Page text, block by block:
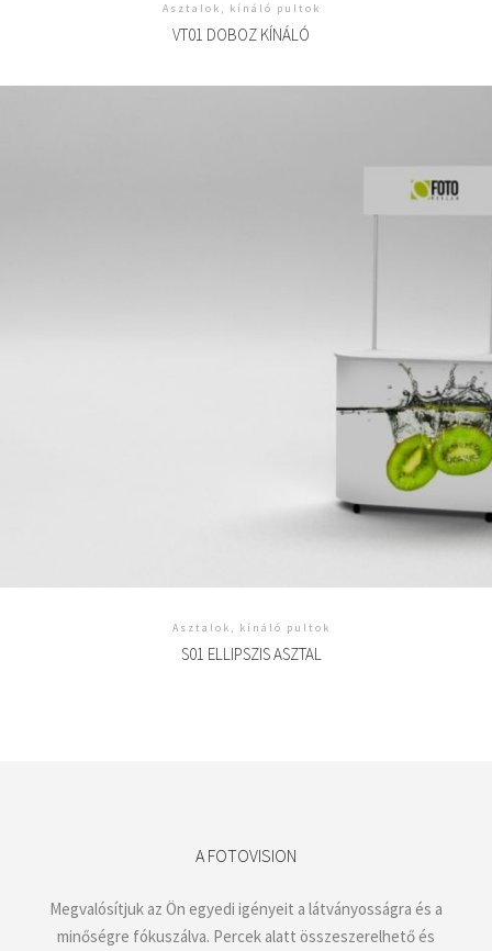
Asztalok, kínáló pultok
VT01 DOBOZ KÍNÁLÓ
Asztalok, kínáló pultok
S01 ELLIPSZIS ASZTAL
A FOTOVISION
Megvalósítjuk az Ön egyedi igényeit a látványosságra és a
minőségre fókuszálva. Percek alatt összeszerelhető és